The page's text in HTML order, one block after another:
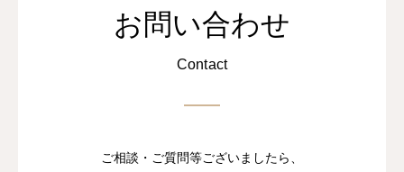
お問い合わせ
Contact
ご相談・ご質問等ございましたら、